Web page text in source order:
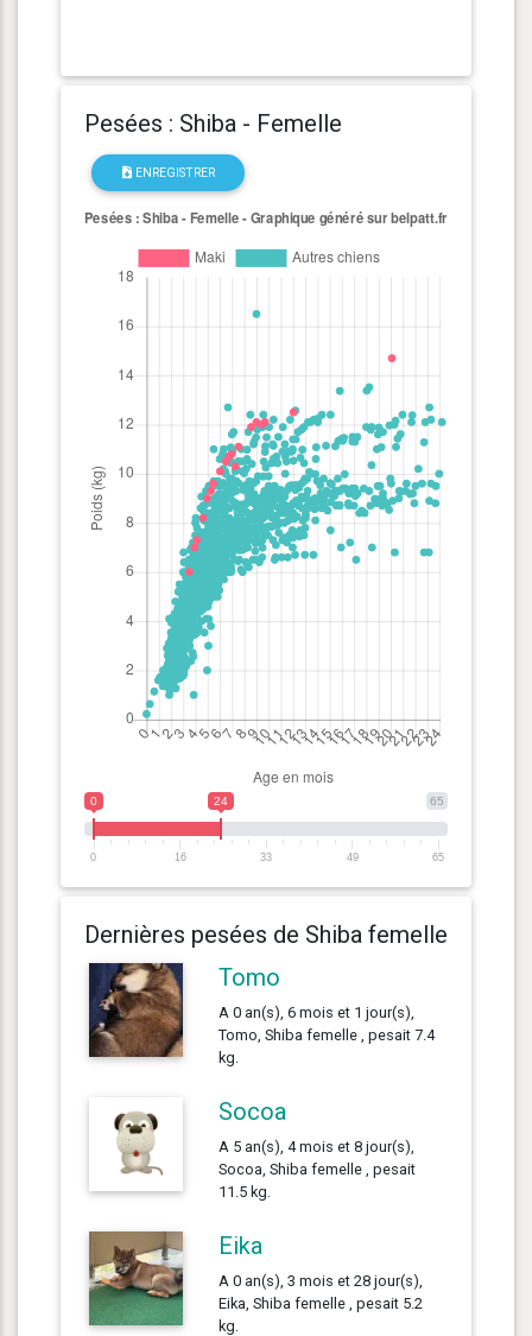
Pesées : Shiba - Femelle
ENREGISTRER
65
0 24
0 16 33 49 65
Dernières pesées de Shiba femelle
Tomo
A 0 an(s), 6 mois et 1 jour(s),
Tomo, Shiba femelle , pesait 7.4
kg.
Socoa
A 5 an(s), 4 mois et 8 jour(s),
Socoa, Shiba femelle , pesait
11.5 kg.
Eika
A 0 an(s), 3 mois et 28 jour(s),
Eika, Shiba femelle , pesait 5.2
kg.